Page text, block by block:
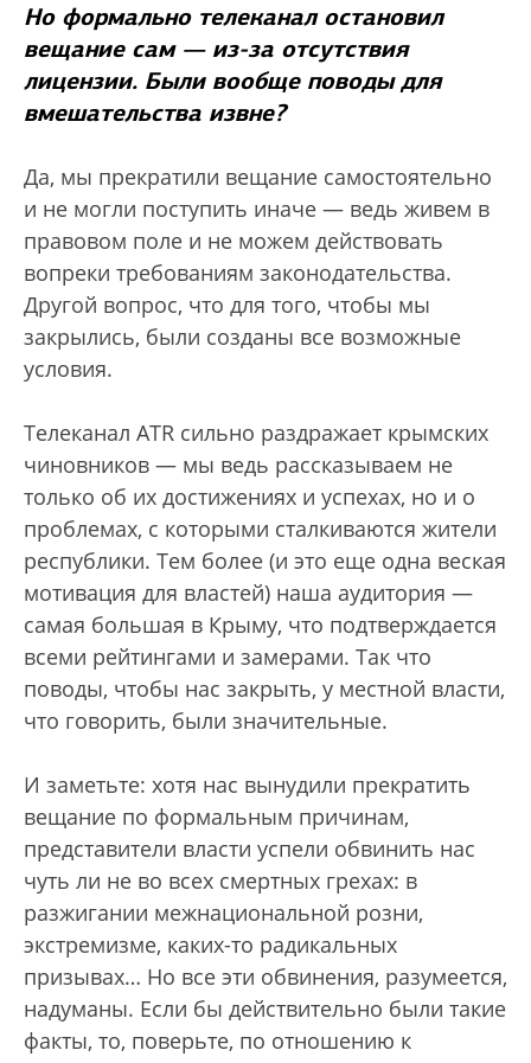
Но формально телеканал остановил
вещание сам — из-за отсутствия
лицензии. Были вообще поводы для
вмешательства извне?
Да, мы прекратили вещание самостоятельно
и не могли поступить иначе — ведь живем в
правовом поле и не можем действовать
вопреки требованиям законодательства.
Другой вопрос, что для того, чтобы мы
закрылись, были созданы все возможные
условия.
Телеканал ATR сильно раздражает крымских
чиновников — мы ведь рассказываем не
только об их достижениях и успехах, но и о
проблемах, с которыми сталкиваются жители
республики. Тем более (и это еще одна веская
мотивация для властей) наша аудитория —
самая большая в Крыму, что подтверждается
всеми рейтингами и замерами. Так что
поводы, чтобы нас закрыть, у местной власти,
что говорить, были значительные.
И заметьте: хотя нас вынудили прекратить
вещание по формальным причинам,
представители власти успели обвинить нас
чуть ли не во всех смертных грехах: в
разжигании межнациональной розни,
экстремизме, каких-то радикальных
призывах… Но все эти обвинения, разумеется,
надуманы. Если бы действительно были такие
факты, то, поверьте, по отношению к